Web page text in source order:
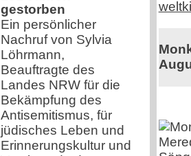
gestorben
Ein persönlicher
Nachruf von Sylvia
Löhrmann,
Beauftragte des
Landes NRW für die
Bekämpfung des
Antisemitismus, für
jüdisches Leben und
Erinnerungskultur und